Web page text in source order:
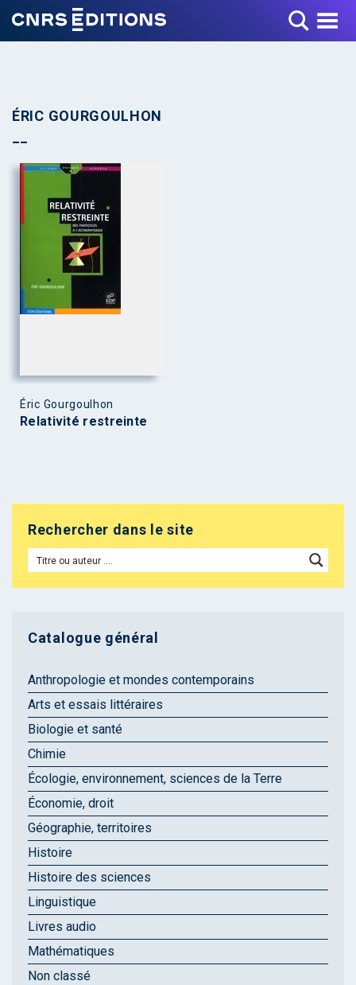
Toggle Menu
ÉRIC GOURGOULHON
Éric Gourgoulhon
Relativité restreinte
Rechercher dans le site
Catalogue général
Anthropologie et mondes contemporains
Arts et essais littéraires
Biologie et santé
Chimie
Écologie, environnement, sciences de la Terre
Économie, droit
Géographie, territoires
Histoire
Histoire des sciences
Linguistique
Livres audio
Mathématiques
Non classé